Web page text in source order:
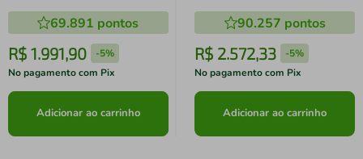
69.891 pontos
R$ 1.991,90 -5%
No pagamento com Pix
Adicionar ao carrinho
90.257 pontos
R$ 2.572,33 -5%
No pagamento com Pix
Adicionar ao carrinho